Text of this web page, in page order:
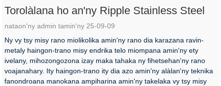
Torolàlana ho an'ny Ripple Stainless Steel
nataon'ny admin tamin'ny 25-09-09
Ny vy tsy misy rano miolikolika amin'ny rano dia karazana ravin-
metaly haingon-trano misy endrika telo miompana amin'ny ety
ivelany, mihozongozona izay maka tahaka ny fihetsehan'ny rano
voajanahary. Ity haingon-trano ity dia azo amin'ny alàlan'ny teknika
fanondroana manokana ampiharina amin'ny takelaka vy tsy misy